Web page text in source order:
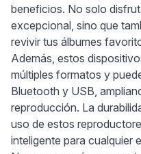
beneficios. No solo
excepcional, sino que
revivir tus álbumes
Además, estos
múltiples formatos y
Bluetooth y USB,
reproducción. La
uso de estos
inteligente para cualquier